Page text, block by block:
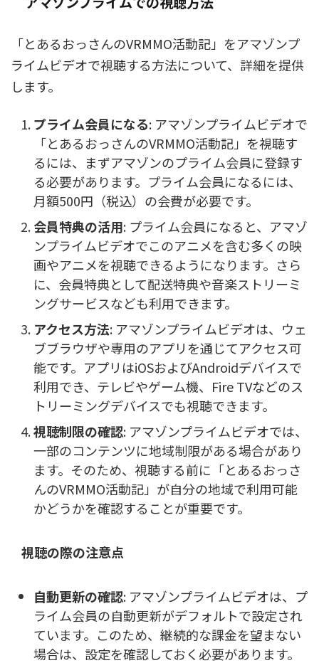
「とあるおっさんのVRMMO活動記」をアマゾンプ
ライムビデオで視聴する方法について、詳細を提供
します。
プライム会員になる: アマゾンプライムビデオで
「とあるおっさんのVRMMO活動記」を視聴す
るには、まずアマゾンのプライム会員に登録す
る必要があります。プライム会員になるには、
月額500円（税込）の会費が必要です。
会員特典の活用: プライム会員になると、アマゾ
ンプライムビデオでこのアニメを含む多くの映
画やアニメを視聴できるようになります。さら
に、会員特典として配送特典や音楽ストリーミ
ングサービスなども利用できます。
アクセス方法: アマゾンプライムビデオは、ウェ
ブブラウザや専用のアプリを通じてアクセス可
能です。アプリはiOSおよびAndroidデバイスで
利用でき、テレビやゲーム機、Fire TVなどのス
トリーミングデバイスでも視聴できます。
視聴制限の確認: アマゾンプライムビデオでは、
一部のコンテンツに地域制限がある場合があり
ます。そのため、視聴する前に「とあるおっさ
んのVRMMO活動記」が自分の地域で利用可能
かどうかを確認することが重要です。
視聴の際の注意点
自動更新の確認: アマゾンプライムビデオは、プ
ライム会員の自動更新がデフォルトで設定され
ています。このため、継続的な課金を望まない
場合は、設定を確認しておく必要があります。